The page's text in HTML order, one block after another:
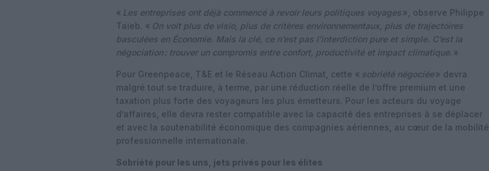
« Les entreprises ont déjà commencé à revoir leurs politiques voyages», observe Philippe
Taïeb. « On voit plus de visio, plus de critères environnementaux, plus de trajectoires
basculées en Économie. Mais la clé, ce n’est pas l’interdiction pure et simple. C’est la
négociation : trouver un compromis entre confort, productivité et impact climatique. »
Pour Greenpeace, T&E et le Réseau Action Climat, cette « sobriété négociée» devra
malgré tout se traduire, à terme, par une réduction réelle de l’offre premium et une
taxation plus forte des voyageurs les plus émetteurs. Pour les acteurs du voyage
d’affaires, elle devra rester compatible avec la capacité des entreprises à se déplacer
et avec la soutenabilité économique des compagnies aériennes, au cœur de la mobilité
professionnelle internationale.
Sobriété pour les uns, jets privés pour les élites